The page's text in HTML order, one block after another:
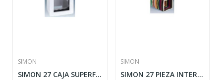
SIMON
SIMON 27 CAJA SUPERFICIE PARA 3 ELEMENTOS ref:...
SIMON
SIMON 27 PIEZA INTERMEDIA MARRON MODELO ANCHO...